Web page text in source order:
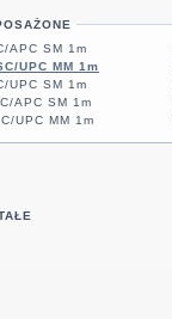
APC SM 1m
UPC MM 1m
UPC SM 1m
APC SM 1m
UPC MM 1m